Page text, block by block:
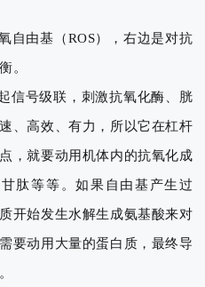
自由基（ROS） ，右边是对抗
。
信号级联，刺激抗氧化酶、胱
、高效、有力，所以它在杠杆
，就要动用机体内的抗氧化成
肽等等。如果自由基产生过
开始发生水解生成氨基酸来对
要动用大量的蛋白质，最终导